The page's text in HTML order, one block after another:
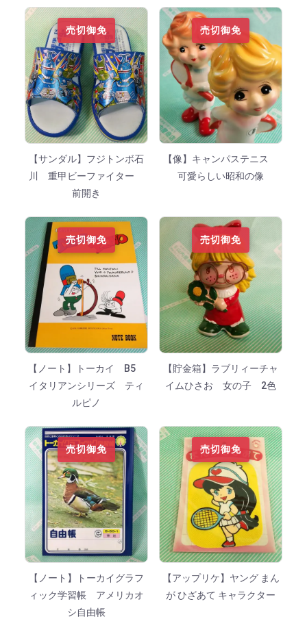
売切御免
【サンダル】フジトンボ石
川 重甲ビーファイター
前開き
売切御免
【像】キャンパステニス
可愛らしい昭和の像
売切御免
【ノート】トーカイ B5
イタリアンシリーズ ティ
ルピノ
売切御免
【貯金箱】ラブリィーチャ
イムひさお 女の子 2色
売切御免
【ノート】トーカイグラフ
ィック学習帳 アメリカオ
シ自由帳
売切御免
【アップリケ】ヤング まん
が ひざあて キャラクター